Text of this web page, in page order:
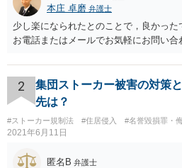
本庄 卓磨 弁護士
少し楽になられたとのことで，良かった
お電話またはメールでお気軽にお問い合
2
集団ストーカー被害の対策
先は？
#ストーカー規制法 #住居侵入 #名誉毀損罪・
2021年6月11日
匿名B 弁護士